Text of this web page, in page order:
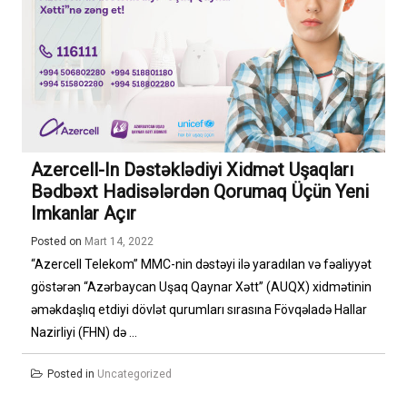
Azercell-In Dəstəklədiyi Xidmət Uşaqları
Bədbəxt Hadisələrdən Qorumaq Üçün Yeni
Imkanlar Açır
Posted on Mart 14, 2022
“Azercell Telekom” MMC-nin dəstəyi ilə yaradılan və fəaliyyət
göstərən “Azərbaycan Uşaq Qaynar Xətt” (AUQX) xidmətinin
əməkdaşlıq etdiyi dövlət qurumları sırasına Fövqəladə Hallar
Nazirliyi (FHN) də ...
Posted in Uncategorized